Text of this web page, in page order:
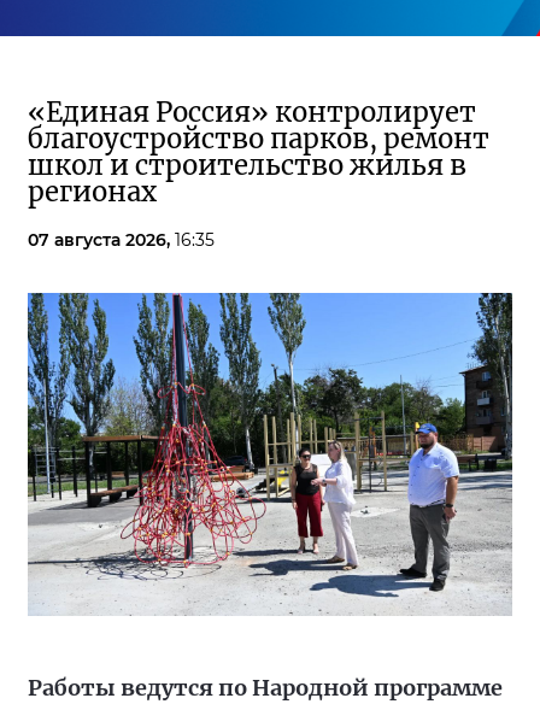
«Единая Россия» контролирует
благоустройство парков, ремонт
школ и строительство жилья в
регионах
07 августа 2026, 16:35
Работы ведутся по Народной программе